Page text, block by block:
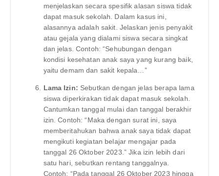
menjelaskan secara spesifik alasan siswa tidak
dapat masuk sekolah. Dalam kasus ini,
alasannya adalah sakit. Jelaskan jenis penyakit
atau gejala yang dialami siswa secara singkat
dan jelas. Contoh: “Sehubungan dengan
kondisi kesehatan anak saya yang kurang baik,
yaitu demam dan sakit kepala…”
Lama Izin: Sebutkan dengan jelas berapa lama
siswa diperkirakan tidak dapat masuk sekolah.
Cantumkan tanggal mulai dan tanggal berakhir
izin. Contoh: “Maka dengan surat ini, saya
memberitahukan bahwa anak saya tidak dapat
mengikuti kegiatan belajar mengajar pada
tanggal 26 Oktober 2023.” Jika izin lebih dari
satu hari, sebutkan rentang tanggalnya.
Contoh: “Pada tanggal 26 Oktober 2023 hingga